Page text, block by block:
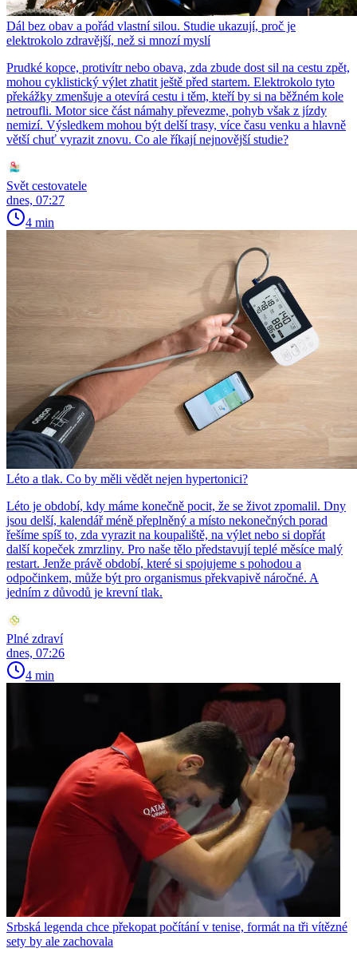
Dál bez obav a pořád vlastní silou. Studie ukazují, proč je
elektrokolo zdravější, než si mnozí myslí
Prudké kopce, protivítr nebo obava, zda zbude dost sil na cestu zpět,
mohou cyklistický výlet zhatit ještě před startem. Elektrokolo tyto
překážky zmenšuje a otevírá cestu i těm, kteří by si na běžném kole
netroufli. Motor sice část námahy převezme, pohyb však z jízdy
nemizí. Výsledkem mohou být delší trasy, více času venku a hlavně
větší chuť vyrazit znovu. Co ale říkají nejnovější studie?
Svět cestovatele
dnes, 07:27
4 min
Léto a tlak. Co by měli vědět nejen hypertonici?
Léto je období, kdy máme konečně pocit, že se život zpomalil. Dny
jsou delší, kalendář méně přeplněný a místo nekonečných porad
řešíme spíš to, zda vyrazit na koupaliště, na výlet nebo si dopřát
další kopeček zmrzliny. Pro naše tělo představují teplé měsíce malý
restart. Jenže právě období, které si spojujeme s pohodou a
odpočinkem, může být pro organismus překvapivě náročné. A
jedním z důvodů je krevní tlak.
Plné zdraví
dnes, 07:26
4 min
Srbská legenda chce překopat počítání v tenise, formát na tři vítězné
sety by ale zachovala